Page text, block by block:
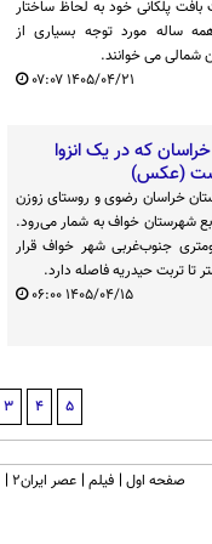
پلکانی خود به لحاظ ساختار
ساله مورد توجه بسیاری از
شمالی می خوانند.
۱۴۰۵/۰۴/۲۱۰۷:۰۷
که در یک انزوا
(عکس)
خراسان رضوی و روستای زوزن
شهرستان خواف به شمار می‌رود.
در ۶۶ کیلومتری جنوب‌غربی شهر خواف قرار
۱۴۰۵/۰۴/۱۵۰۶:۰۰
3 4 5
صفحه اول فیلم عصر ایران۲